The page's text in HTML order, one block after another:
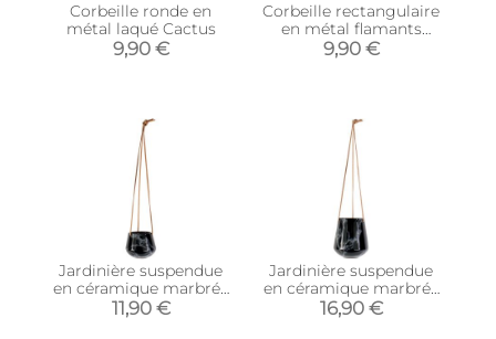
Corbeille ronde en
métal laqué Cactus
9,90 €
Corbeille rectangulaire
en métal flamants
roses 20 cm
9,90 €
Jardinière suspendue
en céramique marbrée
12 x 9.5 cm (Noir)
11,90 €
Jardinière suspendue
en céramique marbrée
13.5 x 15 cm (Noir)
16,90 €